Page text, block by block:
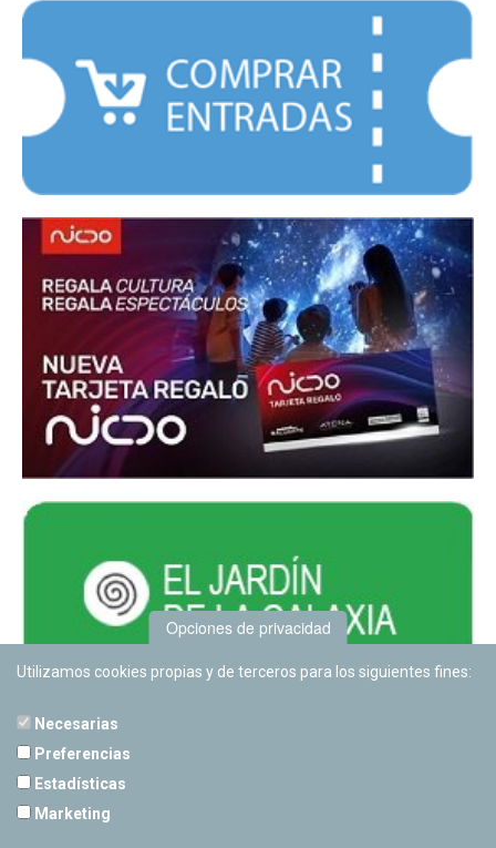
Opciones de privacidad
Utilizamos cookies propias y de terceros para los siguientes fines:
Necesarias
Preferencias
Estadísticas
Marketing